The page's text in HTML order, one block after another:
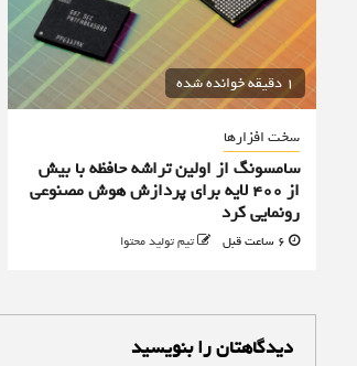
1 دقیقه خوانده شده
سخت افزارها
سامسونگ از اولین تراشه حافظه با بیش
از ۴۰۰ لایه برای پردازش هوش مصنوعی
رونمایی کرد
تیم تولید محتوا
دیدگاهتان را بنویسید